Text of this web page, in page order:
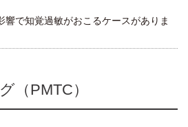
響で知覚過敏がおこるケースがありま
（PMTC）